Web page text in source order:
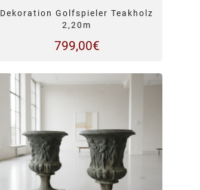
Dekoration Golfspieler Teakholz
2,20m
799,00€